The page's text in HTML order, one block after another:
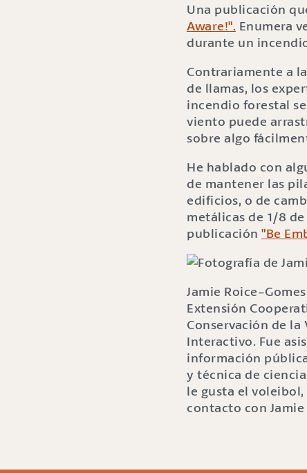
Una publicación
Aware!". Enumera
durante un
Contrariamente a
de llamas, los
incendio forestal
viento puede
sobre algo
He hablado con
de mantener las
edificios, o de
metálicas de 1/8
publicación "Be
Jamie Roice-
Extensión
Conservación de
Interactivo. Fue
información
y técnica de
le gusta el
contacto con